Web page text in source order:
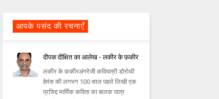
आपके पसंद की रचनाएँ
दीपक दीक्षित का आलेख - लकीर के फ़कीर
लकीर के फ़कीरअंगरेजी कवियत्री डोरोथी
हेमंस की लगभग 100 साल पहले लिखी एक
प्रसिद्द मार्मिक कविता का बालक पात्र